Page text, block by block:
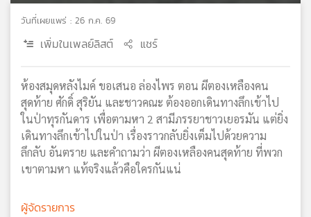
วิทยุ
ข่าย
วันที่เผยแพร่ : 26 ก.ค. 69
เพิ่มในเพลย์ลิสต์ แชร์
ห้องสมุดหลังไมค์ ขอเสนอ ล่องไพร ตอน ผีตองเหลืองคน
สุดท้าย ศักดิ์ สุริยัน และชาวคณะ ต้องออกเดินทางลึกเข้าไป
ในป่าทุรกันดาร เพื่อตามหา 2 สามีภรรยาชาวเยอรมัน แต่ยิ่ง
เดินทางลึกเข้าไปในป่า เรื่องราวกลับยิ่งเต็มไปด้วยความ
ลึกลับ อันตราย และคำถามว่า ผีตองเหลืองคนสุดท้าย ที่พวก
เขาตามหา แท้จริงแล้วคือใครกันแน่
ผู้จัดรายการ